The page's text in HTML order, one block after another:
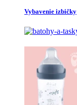
Vybavenie izbičky